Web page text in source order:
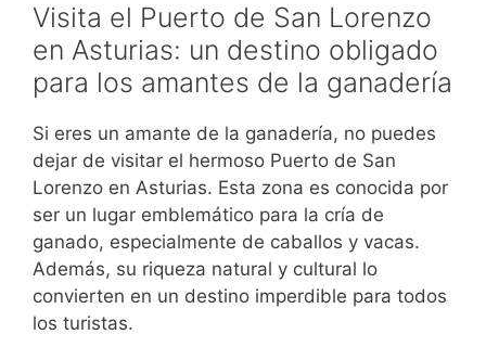
Visita el Puerto de San Lorenzo
en Asturias: un destino obligado
para los amantes de la ganadería
Si eres un amante de la ganadería, no puedes
dejar de visitar el hermoso Puerto de San
Lorenzo en Asturias. Esta zona es conocida por
ser un lugar emblemático para la cría de
ganado, especialmente de caballos y vacas.
Además, su riqueza natural y cultural lo
convierten en un destino imperdible para todos
los turistas.